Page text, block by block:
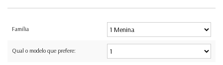
Família
Qual o modelo que prefere: